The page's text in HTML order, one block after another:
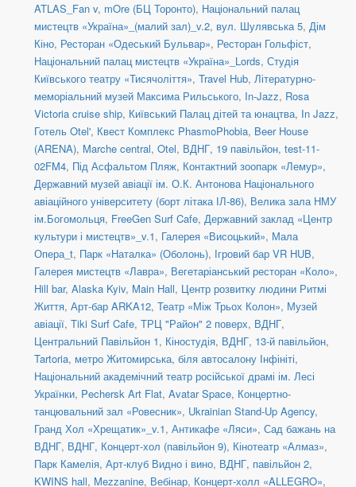
ATLAS_Fan v, mOre (БЦ Торонто), Національний палац
мистецтв «Україна»_(малий зал)_v.2, вул. Шулявська 5, Дім
Кіно, Ресторан «Одеський Бульвар», Ресторан Гольфіст,
Національний палац мистецтв «Україна»_Lords, Студія
Київського театру «Тисячоліття», Travel Hub, Літературно-
меморіальний музей Максима Рильського, In-Jazz, Rosa
Victoria cruise ship, Київський Палац дітей та юнацтва, In Jazz,
Готель Otel', Квест Комплекс PhasmoPhobia, Beer House
(ARENA), Marche central, Otel, ВДНГ, 19 павільйон, test-11-
02FM4, Під Асфальтом Пляж, Контактний зоопарк «Лемур»,
Державний музей авіації ім. О.К. Антонова Національного
авіаційного університету (борт літака ІЛ-86), Велика зала НМУ
ім.Богомольця, FreeGen Surf Cafe, Державний заклад «Центр
культури і мистецтв»_v.1, Галерея «Висоцький», Мала
Опера_t, Парк «Наталка» (Оболонь), Ігровий бар VR HUB,
Галерея мистецтв «Лавра», Вегетаріанський ресторан «Коло»,
Hill bar, Alaska Kyiv, Main Hall, Центр розвитку людини Ритмі
Життя, Арт-бар ARKA12, Театр «Між Трьох Колон», Музей
авіації, Tiki Surf Cafe, ТРЦ "Район" 2 поверх, ВДНГ,
Центральний Павільйон 1, Кіностудія, ВДНГ, 13-й павільйон,
Tartoria, метро Житомирська, біля автосалону Інфініті,
Національний академічний театр російської драмі ім. Лесі
Українки, Pechersk Art Flat, Avatar Space, Концертно-
танцювальний зал «Ровесник», Ukrainian Stand-Up Agency,
Гранд Хол «Хрещатик»_v.1, Антикафе «Ляси», Сад бажань на
ВДНГ, ВДНГ, Концерт-хол (павільйон 9), Кінотеатр «Алмаз»,
Парк Камелія, Арт-клуб Видно і вино, ВДНГ, павільйон 2,
KWINS hall, Mezzanine, Вебінар, Концерт-холл «ALLEGRO»,